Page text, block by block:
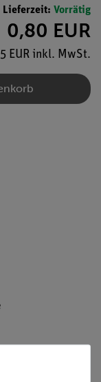
Lieferzeit: Vorrätig
0,80 EUR
EUR inkl. MwSt.